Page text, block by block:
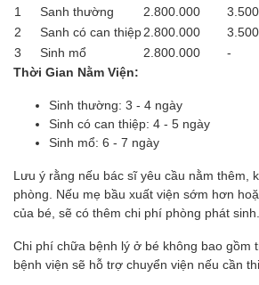
1
Sanh thường 2.800.000
2
Sanh có can thiệp2.800.000
3
Sinh mổ 2.800.000
-
Thời Gian Nằm Viện:
Sinh thường: 3 - 4 ngày
Sinh có can thiệp: 4 - 5 ngày
Sinh mổ: 6 - 7 ngày
Lưu ý rằng nếu bác sĩ yêu cầu nằm thêm,
phòng. Nếu mẹ bầu xuất viện sớm hơn
của bé, sẽ có thêm chi phí phòng phát sinh.
Chi phí chữa bệnh lý ở bé không bao gồm
bệnh viện sẽ hỗ trợ chuyển viện nếu cần